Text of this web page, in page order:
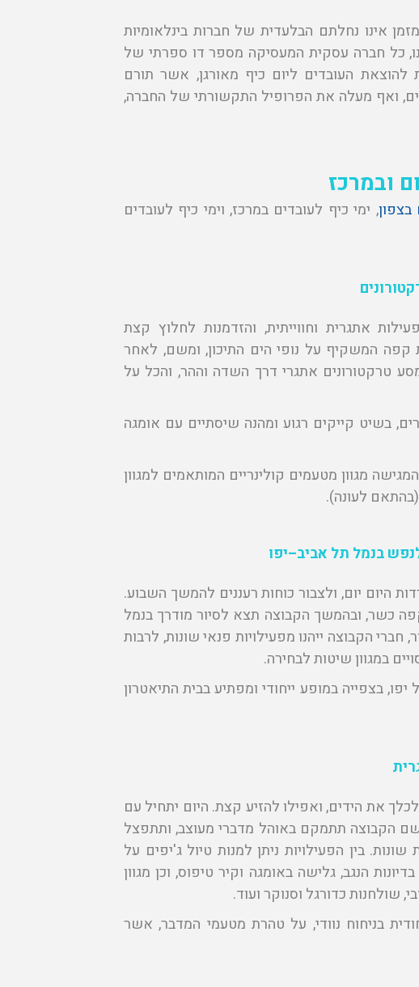
אינו נחלתם הבלעדית של חברות בינלאומיות
כל חברה עסקית המעסיקה מספר דו ספרתי של
העובדים ליום כיף מאורגן, אשר תורם
ואף מעלה את הפרופיל התקשורתי של החברה,
ובמרכז
בצפון, ימי כיף לעובדים במרכז, וימי כיף לעובדים
אתגרית וחווייתית, והזדמנות לחלוץ קצת
קפה המשקיף על נופי הים התיכון, ומשם, לאחר
טרקטורונים אתגרי דרך השדה וההר, והכל על
בשיט קייקים רגוע ומהנה שיסתיים עם אומגה
מגוון מטעמים קולינריים המותאמים למגוון
לעונה).
בנמל תל אביב–יפו
היום יום, ולצבור כוחות רעננים להמשך השבוע.
כשר, ובהמשך הקבוצה תצא לסיור מודרך בנמל
הקבוצה ייהנו מפעילויות פנאי שונות, לרבות
במגוון שיטות לבחירה.
בצפייה במופע ייחודי ומפתיע בבית התיאטרון
את הידים, ואפילו להזיע קצת. היום יתחיל עם
הקבוצה תתמקם באוהל מדברי מעוצב, ותתפצל
שונות. בין הפעילויות ניתן למנות טיול ג'יפים על
הנגב, גלישה באומגה וקיר טיפוס, וכן מגוון
שולחנות כדורגל וסנוקר ועוד.
בניחוח נוודי, על טהרת מטעמי המדבר, אשר